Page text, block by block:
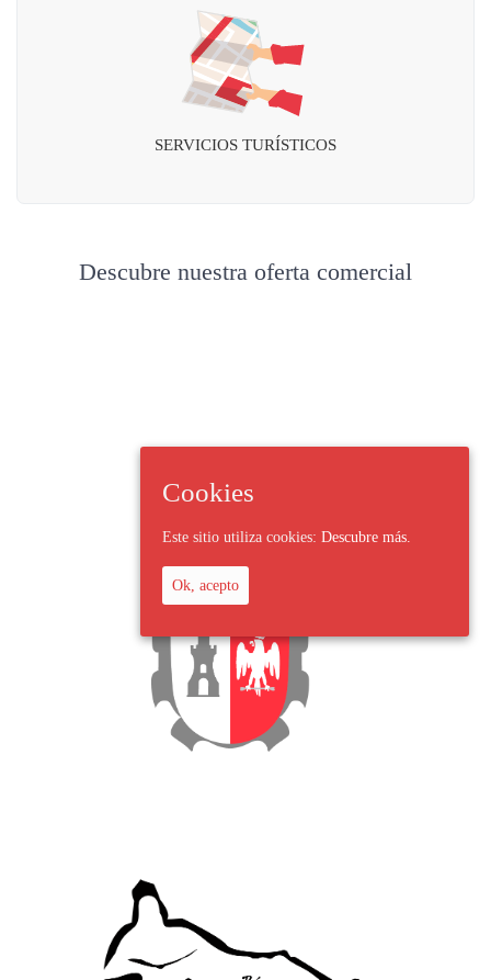
SERVICIOS TURÍSTICOS
Descubre nuestra oferta comercial
Cookies
Este sitio utiliza cookies: Descubre más.
Ok, acepto